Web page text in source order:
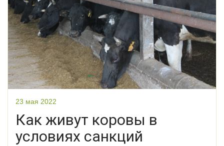
23 мая 2022
Как живут коровы в
условиях санкций